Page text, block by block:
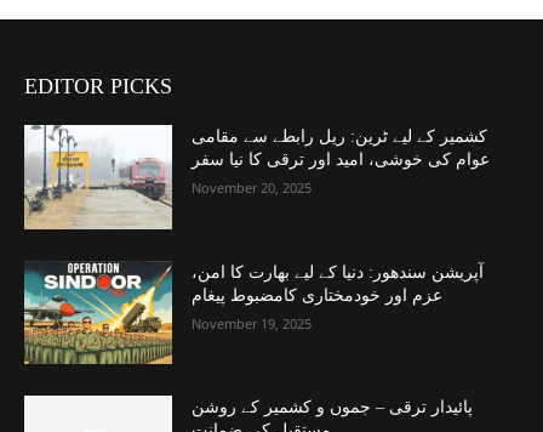
EDITOR PICKS
کشمیر کے لیے ٹرین: ریل رابطے سے مقامی
عوام کی خوشی، امید اور ترقی کا نیا سفر
November 20, 2025
آپریشن سندھور: دنیا کے لیے بھارت کا امن،
عزم اور خودمختاری کامضبوط پیغام
November 19, 2025
پائیدار ترقی – جموں و کشمیر کے روشن